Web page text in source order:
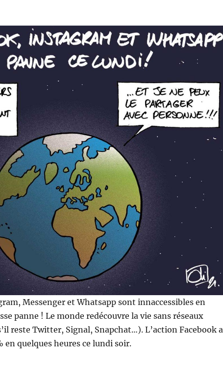
Messenger et Whatsapp sont innaccessibles en
panne ! Le monde redécouvre la vie sans réseaux
reste Twitter, Signal, Snapchat…). L’action Facebook a
en quelques heures ce lundi soir.